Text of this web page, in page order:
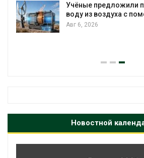
Учёные предложили
воду из воздуха с
Авг 6, 2026
Новостной